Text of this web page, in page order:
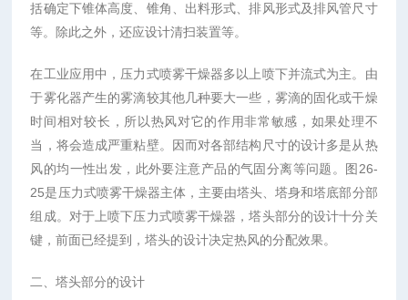
括确定下锥体高度、锥角、出料形式、排风形式及排风管尺寸
等。除此之外，还应设计清扫装置等。
在工业应用中，压力式喷雾干燥器多以上喷下并流式为主。由
于雾化器产生的雾滴较其他几种要大一些，雾滴的固化或干燥
时间相对较长，所以热风对它的作用非常敏感，如果处理不
当，将会造成严重粘壁。因而对各部结构尺寸的设计多是从热
风的均一性出发，此外要注意产品的气固分离等问题。图26-
25是压力式喷雾干燥器主体，主要由塔头、塔身和塔底部分部
组成。对于上喷下压力式喷雾干燥器，塔头部分的设计十分关
键，前面已经提到，塔头的设计决定热风的分配效果。
二、塔头部分的设计